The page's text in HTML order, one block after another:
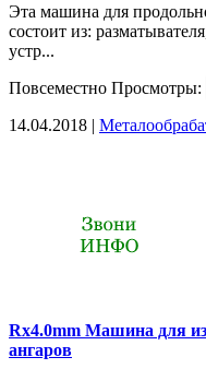
Эта машина для
состоит из:
устр...
Повсеместно Просмотры:
14.04.2018 |
Rx4.0mm Машина для
ангаров